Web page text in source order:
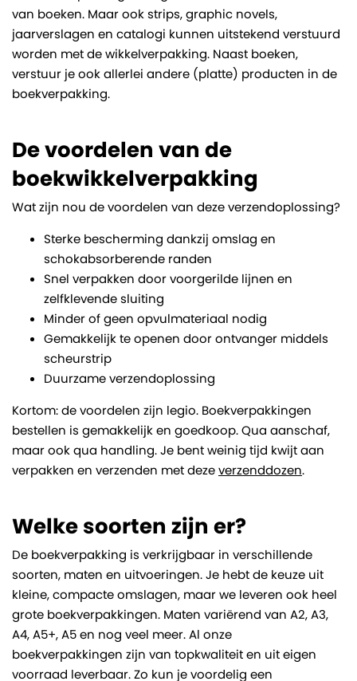
van boeken. Maar ook strips, graphic novels,
jaarverslagen en catalogi kunnen uitstekend verstuurd
worden met de wikkelverpakking. Naast boeken,
verstuur je ook allerlei andere (platte) producten in de
boekverpakking.
De voordelen van de
boekwikkelverpakking
Wat zijn nou de voordelen van deze verzendoplossing?
Sterke bescherming dankzij omslag en
schokabsorberende randen
Snel verpakken door voorgerilde lijnen en
zelfklevende sluiting
Minder of geen opvulmateriaal nodig
Gemakkelijk te openen door ontvanger middels
scheurstrip
Duurzame verzendoplossing
Kortom: de voordelen zijn legio. Boekverpakkingen
bestellen is gemakkelijk en goedkoop. Qua aanschaf,
maar ook qua handling. Je bent weinig tijd kwijt aan
verpakken en verzenden met dezeverzenddozen.
Welke soorten zijn er?
De boekverpakking is verkrijgbaar in verschillende
soorten, maten en uitvoeringen. Je hebt de keuze uit
kleine, compacte omslagen, maar we leveren ook heel
grote boekverpakkingen. Maten variërend van A2, A3,
A4, A5+, A5 en nog veel meer. Al onze
boekverpakkingen zijn van topkwaliteit en uit eigen
voorraad leverbaar. Zo kun je voordelig een